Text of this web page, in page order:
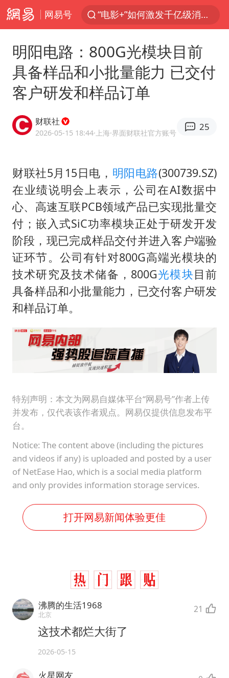
网易号
“电影+”如何激发千亿级消费新活力？
胜宏科技：股票交易异常波动
“秋天的第一杯奶茶”6岁了
上海：台风白海豚或将带来龙卷风
国乒男单横滨冠军赛全军覆没
38岁演员求职万岁山NPC成功
胡彦斌获《歌手2026》歌王
美股存储板块集体大跌
U17国足点球大战淘汰河床晋级决赛
东航：国内客票提前14天免费退改
日本试射“战斧”导弹，国防部回应
名创优品回应女子吐槽内裤质量差
夯实基础开新局
明阳电路：800G光模块目前
具备样品和小批量能力 已交付
客户研发和样品订单
财联社
2026-05-15 18:44·上海·界面财联社官方账号
25
财联社5月15日电， 明阳电路(300739.SZ)
在业绩说明会上表示，公司在AI数据中
心、高速互联PCB领域产品已实现批量交
付；嵌入式SiC功率模块正处于研发开发
阶段，现已完成样品交付并进入客户端验
证环节。公司有针对800G高端光模块的
技术研究及技术储备，800G光模块目前
具备样品和小批量能力，已交付客户研发
和样品订单。
特别声明：本文为网易自媒体平台“网易号”作者上传
并发布，仅代表该作者观点。网易仅提供信息发布平
台。
Notice: The content above (including the pictures
and videos if any) is uploaded and posted by a user
of NetEase Hao, which is a social media platform
and only provides information storage services.
打开网易新闻体验更佳
沸腾的生活1968
北京 21
这技术都烂大街了
2026-05-15
火星网友